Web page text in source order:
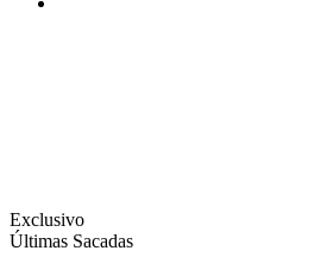
Exclusivo
Últimas Sacadas